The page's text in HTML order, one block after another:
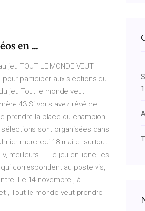
en ...
jeu TOUT LE MONDE VEUT
pour participer aux slections du
jeu Tout le monde veut
43 Si vous avez rêvé de
prendre la place du champion
sélections sont organisées dans
mercredi 18 mai et surtout
meilleurs ... Le jeu en ligne, les
correspondent au poste vis,
Le 14 novembre , à
, Tout le monde veut prendre